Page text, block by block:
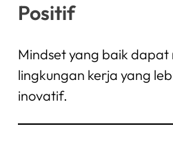
Positif
Mindset yang baik
lingkungan kerja yang
inovatif.